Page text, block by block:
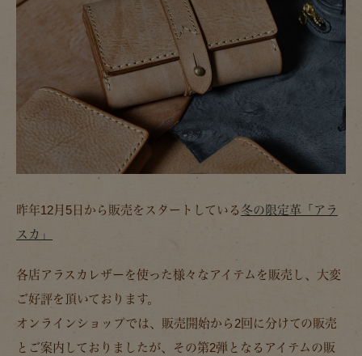
昨年12月5日から販売をスタートしている 冬の限定革「アラ
スカ」
各店アラスカレザーを使った様々なアイテムを販売し、大変
ご好評を頂いております。
オンラインショップでは、販売開始から2回に分けての販売
とご案内しておりましたが、その第2弾となるアイテムの販